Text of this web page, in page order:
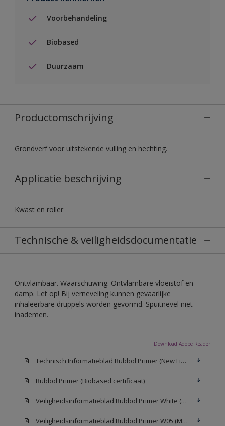
Voorbehandeling
Biobased
Duurzaam
Productomschrijving
Grondverf voor uitstekende vulling en hechting.
Applicatie beschrijving
Kwast en roller
Technische & veiligheidsdocumentatie
Ontvlambaar. Waarschuwing. Ontvlambare vloeistof en
damp. Let op! Bij verneveling kunnen gevaarlijke
inhaleerbare druppels worden gevormd. Spuitnevel niet
inademen.
Download Adobe Reader
Technisch Informatieblad Rubbol Primer (New Livery) (PDF)
Rubbol Primer (Biobased certificaat)
Veiligheidsinformatieblad Rubbol Primer White (MSDS)
Veiligheidsinformatieblad Rubbol Primer W05 (MSDS)